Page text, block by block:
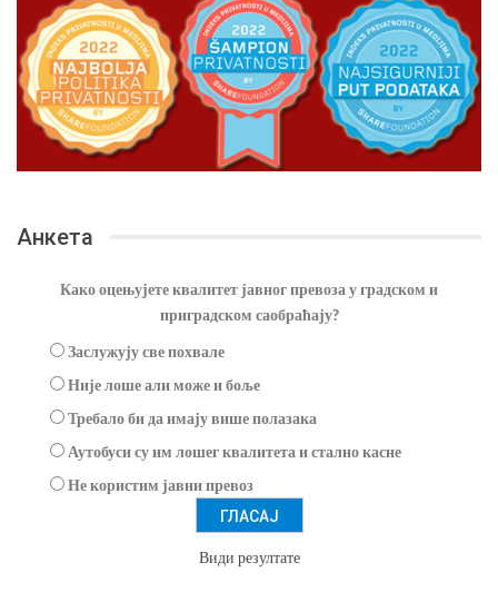
Анкета
Како оцењујете квалитет јавног превоза у градском и
приградском саобраћају?
Заслужују све похвале
Није лоше али може и боље
Требало би да имају више полазака
Аутобуси су им лошег квалитета и стално касне
Не користим јавни превоз
Види резултате